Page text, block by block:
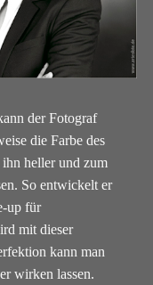
der Fotograf
die Farbe des
heller und zum
So entwickelt er
up für
mit dieser
kann man
wirken lassen.